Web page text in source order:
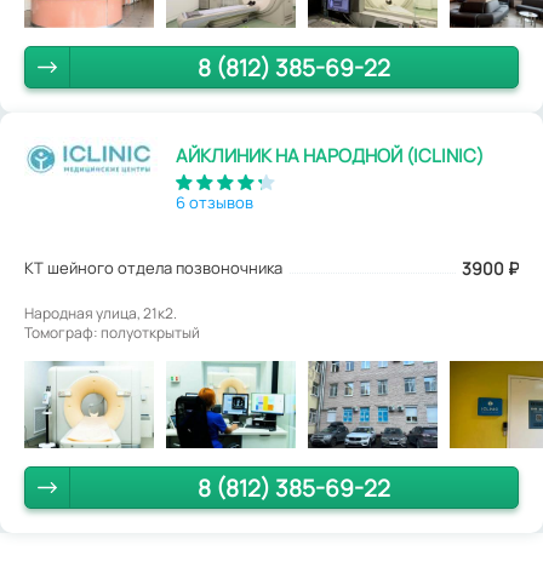
8 (812) 385-69-22
АЙКЛИНИК НА НАРОДНОЙ (ICLINIC)
6 отзывов
КТ шейного отдела позвоночника 3900 ₽
Народная улица, 21к2.
Томограф: полуоткрытый
8 (812) 385-69-22